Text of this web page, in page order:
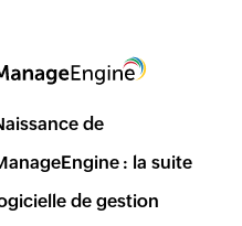
de
: la suite
de gestion